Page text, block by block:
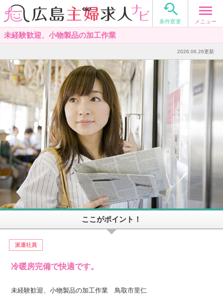

条件変更 メニュー
未経験歓迎、小物製品の加工作業
2026.06.26更新
ここがポイント！
派遣社員
冷暖房完備で快適です。
未経験歓迎、小物製品の加工作業 鳥取市里仁